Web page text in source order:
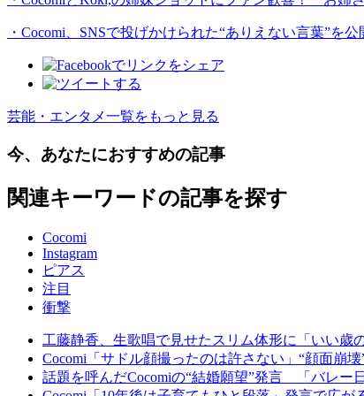
・Cocomi、SNSで投げかけられた“ありえない言葉”を
芸能・エンタメ一覧をもっと見る
今、あなたにおすすめの記事
関連キーワードの記事を探す
Cocomi
Instagram
ピアス
注目
衝撃
工藤静香、生歌唱で見せたスリム体形に「いい
Cocomi「サドル顔撮ったのは許さない」“顔面崩
話題を呼んだCocomiの“結婚願望”発言 「バレー